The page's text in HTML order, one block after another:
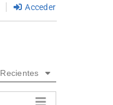
Acceder
Recientes